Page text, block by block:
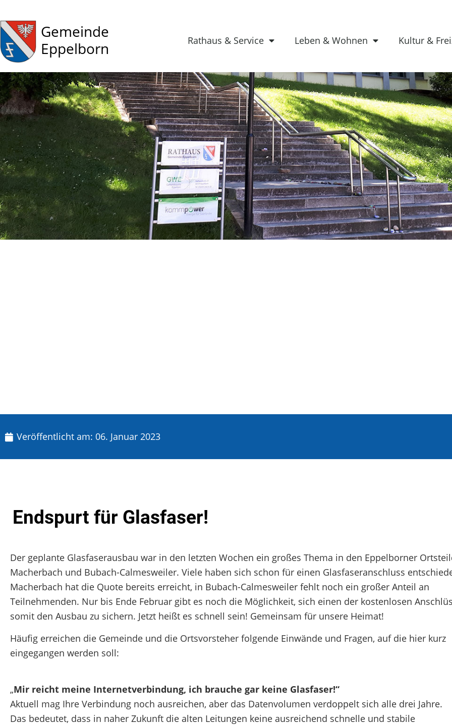
Gemeinde
Eppelborn
Rathaus & Service Leben & Wohnen Kultur &
Veröffentlicht am: 06. Januar 2023
Endspurt für Glasfaser!
Der geplante Glasfaserausbau war in den letzten Wochen ein großes Thema in den Eppelborner
Macherbach und Bubach-Calmesweiler. Viele haben sich schon für einen Glasfaseranschluss
Macherbach hat die Quote bereits erreicht, in Bubach-Calmesweiler fehlt noch ein großer Anteil an
Teilnehmenden. Nur bis Ende Februar gibt es noch die Möglichkeit, sich einen der kostenlosen
somit den Ausbau zu sichern. Jetzt heißt es schnell sein! Gemeinsam für unsere Heimat!
Häufig erreichen die Gemeinde und die Ortsvorsteher folgende Einwände und Fragen, auf die hier kurz
eingegangen werden soll:
„Mir reicht meine Internetverbindung, ich brauche gar keine Glasfaser!“
Aktuell mag Ihre Verbindung noch ausreichen, aber das Datenvolumen verdoppelt sich alle drei Jahre.
Das bedeutet, dass in naher Zukunft die alten Leitungen keine ausreichend schnelle und stabile